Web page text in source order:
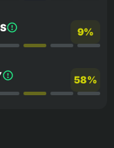
9%
58%